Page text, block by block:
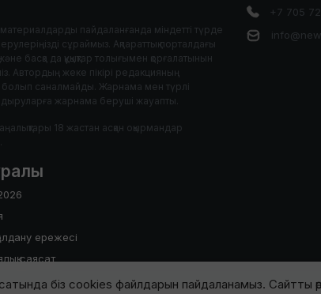
біз cookies файлдарын пайдаланамыз. Сайтты
пайдаланғанда міндетті түрде
сұраймыз. Ақпараттық порталдағы
басқа да құқықтар толығымен қорғалатынын
Автордың жеке пікірі редакцияның
болып саналмайды. Жарнама мен түрлі
жарнама беруші жауапты.
18 жастан асқан оқырмандар
+7 705
ережесі
саясат